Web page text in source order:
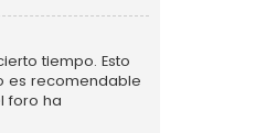
tiempo. Esto
es recomendable
foro ha